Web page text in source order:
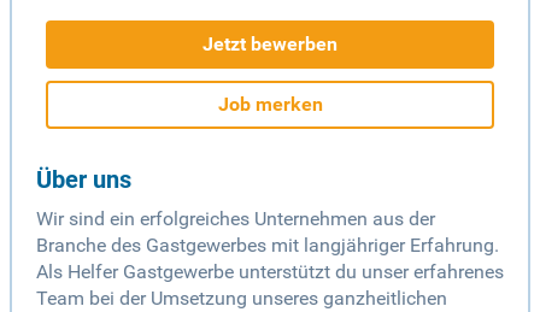
Jetzt bewerben
Job merken
Über uns
Wir sind ein erfolgreiches Unternehmen aus der
Branche des Gastgewerbes mit langjähriger Erfahrung.
Als Helfer Gastgewerbe unterstützt du unser erfahrenes
Team bei der Umsetzung unseres ganzheitlichen